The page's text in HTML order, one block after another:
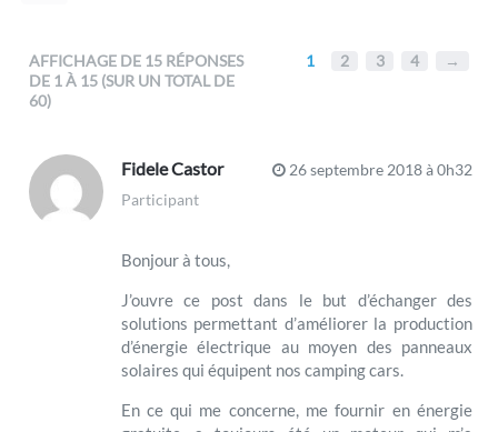
AFFICHAGE DE 15 RÉPONSES
DE 1 À 15 (SUR UN TOTAL DE
60)
1 2 3 4 →
26 septembre 2018 à 0h32
Fidele Castor
Participant
Bonjour à tous,
J’ouvre ce post dans le but d’échanger des
solutions permettant d’améliorer la production
d’énergie électrique au moyen des panneaux
solaires qui équipent nos camping cars.
En ce qui me concerne, me fournir en énergie